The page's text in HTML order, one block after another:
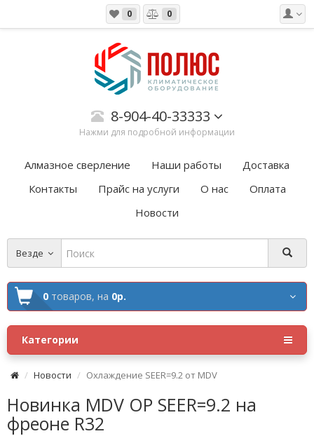
0 0
8-904-40-33333
Нажми для подробной информации
Алмазное сверление Наши работы
Доставка
Контакты
Прайс на услуги О нас
Оплата
Новости
Везде
0 товаров, на 0р.
Категории
Новости Охлаждение SEER=9.2 от MDV
Новинка MDV OP SEER=9.2 на
фреоне R32